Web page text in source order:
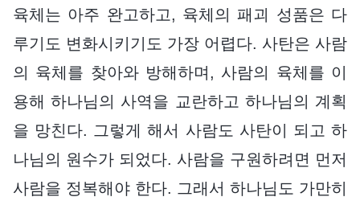
육체는 아주 완고하고, 육체의 패괴 성품은 다
루기도 변화시키기도 가장 어렵다. 사탄은 사람
의 육체를 찾아와 방해하며, 사람의 육체를 이
용해 하나님의 사역을 교란하고 하나님의 계획
을 망친다. 그렇게 해서 사람도 사탄이 되고 하
나님의 원수가 되었다. 사람을 구원하려면 먼저
사람을 정복해야 한다. 그래서 하나님도 가만히